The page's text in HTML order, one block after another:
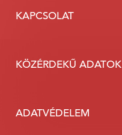
KAPCSOLAT
KÖZÉRDEKŰ ADATOK
ADATVÉDELEM